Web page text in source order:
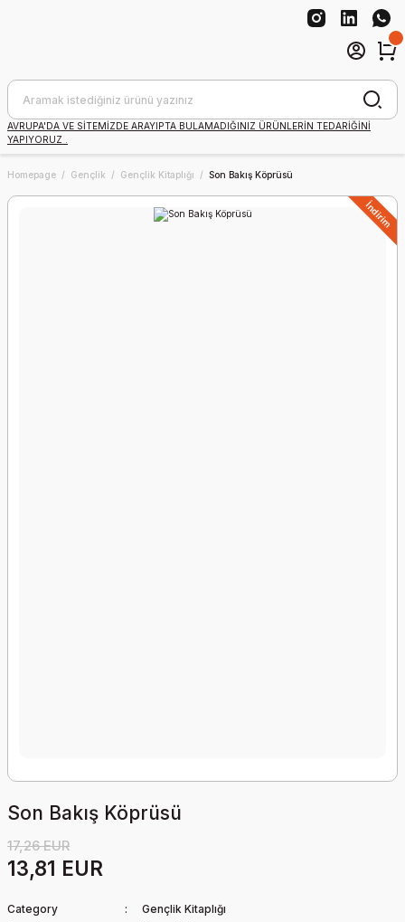
AVRUPA'DA VE SİTEMİZDE ARAYIPTA BULAMADIĞINIZ ÜRÜNLERİN TEDARİĞİNİ
YAPIYORUZ .
Homepage Gençlik Gençlik Kitaplığı Son Bakış Köprüsü
İndirim
Son Bakış Köprüsü
17,26 EUR
13,81 EUR
Category
Gençlik Kitaplığı